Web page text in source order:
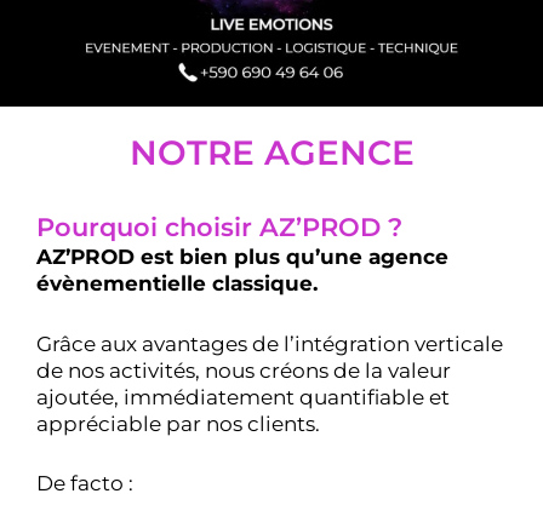
NOTRE AGENCE
Pourquoi choisir AZ’PROD ?
AZ’PROD est bien plus qu’une agence
évènementielle classique.
Grâce aux avantages de l’intégration verticale
de nos activités, nous créons de la valeur
ajoutée, immédiatement quantifiable et
appréciable par nos clients.
De facto :